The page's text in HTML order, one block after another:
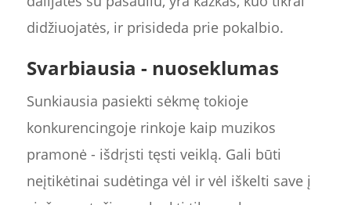
didžiuojatės, ir prisideda prie pokalbio.
Svarbiausia - nuoseklumas
Sunkiausia pasiekti sėkmę tokioje
konkurencingoje rinkoje kaip muzikos
pramonė - išdrįsti tęsti veiklą. Gali būti
neįtikėtinai sudėtinga vėl ir vėl iškelti save į